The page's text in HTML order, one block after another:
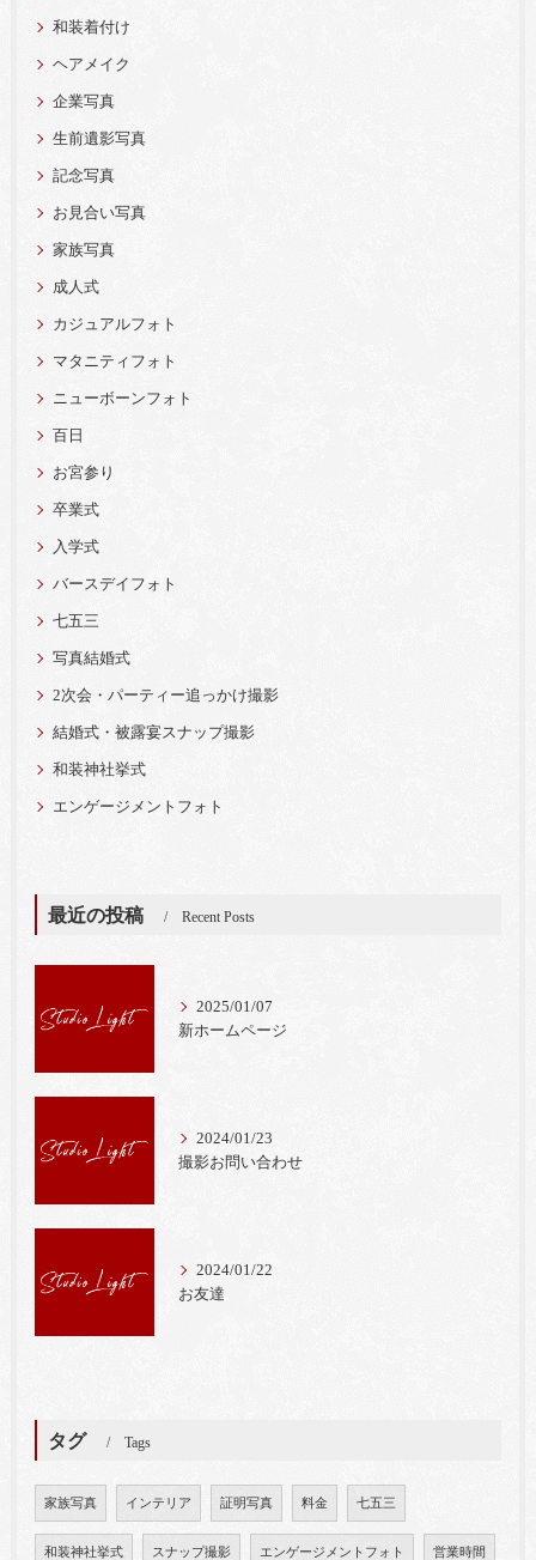
和装着付け
ヘアメイク
企業写真
生前遺影写真
記念写真
お見合い写真
家族写真
成人式
カジュアルフォト
マタニティフォト
ニューボーンフォト
百日
お宮参り
卒業式
入学式
バースデイフォト
七五三
写真結婚式
2次会・パーティー追っかけ撮影
結婚式・被露宴スナップ撮影
和装神社挙式
エンゲージメントフォト
最近の投稿 Recent Posts
2025/01/07
新ホームページ
2024/01/23
撮影お問い合わせ
2024/01/22
お友達
タグ Tags
家族写真 インテリア 証明写真 料金 七五三
和装神社挙式 スナップ撮影 エンゲージメントフォト 営業時間